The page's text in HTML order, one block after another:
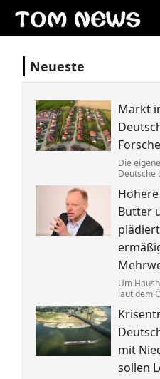
Neueste
Markt
Die
Deutsche
Inflation
aber
Butter
Um
laut dem
bezahlen.
anderer
mit
sollen